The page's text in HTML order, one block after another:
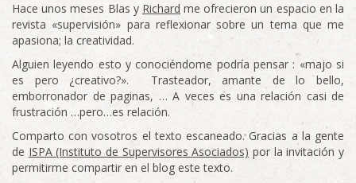
Hace unos meses Blas y Richard me ofrecieron un espacio en la
revista «supervisión» para reflexionar sobre un tema que me
apasiona; la creatividad.
Alguien leyendo esto y conociéndome podría pensar : «majo si
es pero ¿creativo?». Trasteador, amante de lo bello,
emborronador de paginas, … A veces es una relación casi de
frustración …pero…es relación.
Comparto con vosotros el texto escaneado. Gracias a la gente
de ISPA (Instituto de Supervisores Asociados) por la invitación y
permitirme compartir en el blog este texto.